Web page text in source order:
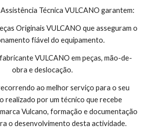
Técnica VULCANO garantem:
Originais VULCANO que asseguram o
fiável do equipamento.
VULCANO em peças, mão-de-
obra e deslocação.
ao melhor serviço para o seu
realizado por um técnico que recebe
Vulcano, formação e documentação
o desenvolvimento desta actividade.